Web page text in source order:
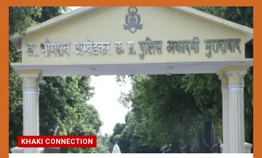
KHAKI CONNECTION